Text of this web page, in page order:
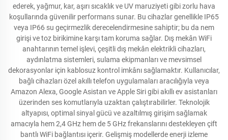
ederek, yağmur, kar, aşırı sıcaklık ve UV maruziyeti gibi zorlu hava
koşullarında güvenilir performans sunar. Bu cihazlar genellikle IP65
veya IP66 su geçirmezlik derecelendirmesine sahiptir; bu da nem
girişi ve toz birikimine karşı tam koruma sağlar. Dış mekân WiFi
anahtarının temel işlevi, çeşitli dış mekân elektrikli cihazları,
aydınlatma sistemleri, sulama ekipmanları ve mevsimsel
dekorasyonlar için kablosuz kontrol imkânı sağlamaktır. Kullanıcılar,
bağlı cihazları özel akıllı telefon uygulamaları aracılığıyla veya
Amazon Alexa, Google Asistan ve Apple Siri gibi akıllı ev asistanları
üzerinden ses komutlarıyla uzaktan çalıştırabilirler. Teknolojik
altyapısı, optimal sinyal gücü ve azaltılmış girişim sağlamak
amacıyla hem 2,4 GHz hem de 5 GHz frekanslarını destekleyen çift
bantlı WiFi bağlantısı içerir. Gelişmiş modellerde enerji izleme